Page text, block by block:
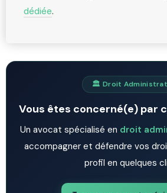
dédiée.
🏛️ Droit
Vous êtes concerné(e) par
Un avocat spécialisé en droit
accompagner et défendre vos
profil en quelques